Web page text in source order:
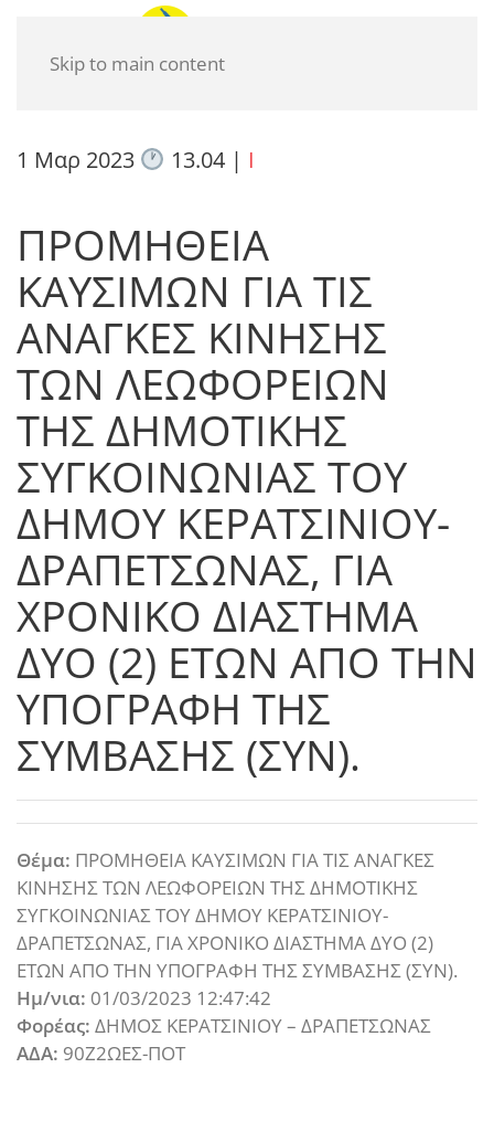
Skip to main content
1 Μαρ 2023 13.04| I
ΠΡΟΜΗΘΕΙΑ
ΚΑΥΣΙΜΩΝ ΓΙΑ ΤΙΣ
ΑΝΑΓΚΕΣ ΚΙΝΗΣΗΣ
ΤΩΝ ΛΕΩΦΟΡΕΙΩΝ
ΤΗΣ ΔΗΜΟΤΙΚΗΣ
ΣΥΓΚΟΙΝΩΝΙΑΣ ΤΟΥ
ΔΗΜΟΥ ΚΕΡΑΤΣΙΝΙΟΥ-
ΔΡΑΠΕΤΣΩΝΑΣ, ΓΙΑ
ΧΡΟΝΙΚΟ ΔΙΑΣΤΗΜΑ
ΔΥΟ (2) ΕΤΩΝ ΑΠΟ ΤΗΝ
ΥΠΟΓΡΑΦΗ ΤΗΣ
ΣΥΜΒΑΣΗΣ (ΣΥΝ).
Θέμα: ΠΡΟΜΗΘΕΙΑ ΚΑΥΣΙΜΩΝ ΓΙΑ ΤΙΣ ΑΝΑΓΚΕΣ
ΚΙΝΗΣΗΣ ΤΩΝ ΛΕΩΦΟΡΕΙΩΝ ΤΗΣ ΔΗΜΟΤΙΚΗΣ
ΣΥΓΚΟΙΝΩΝΙΑΣ ΤΟΥ ΔΗΜΟΥ ΚΕΡΑΤΣΙΝΙΟΥ-
ΔΡΑΠΕΤΣΩΝΑΣ, ΓΙΑ ΧΡΟΝΙΚΟ ΔΙΑΣΤΗΜΑ ΔΥΟ (2)
ΕΤΩΝ ΑΠΟ ΤΗΝ ΥΠΟΓΡΑΦΗ ΤΗΣ ΣΥΜΒΑΣΗΣ (ΣΥΝ).
Ημ/νια: 01/03/2023 12:47:42
Φορέας: ΔΗΜΟΣ ΚΕΡΑΤΣΙΝΙΟΥ – ΔΡΑΠΕΤΣΩΝΑΣ
ΑΔΑ: 90Ζ2ΩΕΣ-ΠΟΤ